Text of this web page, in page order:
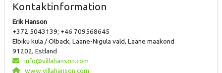
Kontaktinformation
Erik Hanson
+372 5043139; +46 709568645
Elbiku küla / Ölbäck, Lääne-Nigula vald, Lääne maakond
91202, Estland
info@villahanson.com
www.villahanson.com